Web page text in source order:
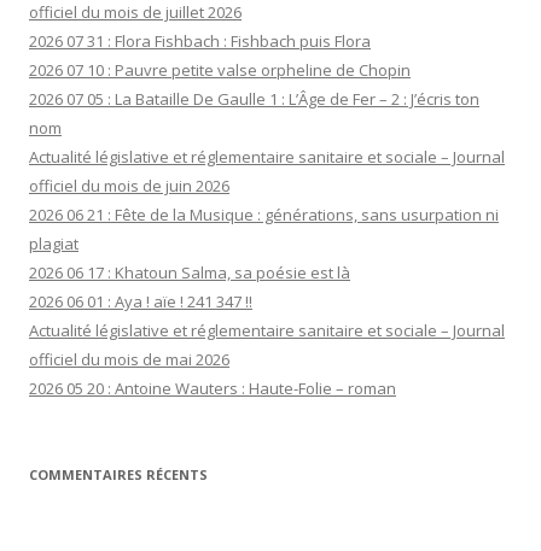
officiel du mois de juillet 2026
2026 07 31 : Flora Fishbach : Fishbach puis Flora
2026 07 10 : Pauvre petite valse orpheline de Chopin
2026 07 05 : La Bataille De Gaulle 1 : L’Âge de Fer – 2 : J’écris ton
nom
Actualité législative et réglementaire sanitaire et sociale – Journal
officiel du mois de juin 2026
2026 06 21 : Fête de la Musique : générations, sans usurpation ni
plagiat
2026 06 17 : Khatoun Salma, sa poésie est là
2026 06 01 : Aya ! aïe ! 241 347 !!
Actualité législative et réglementaire sanitaire et sociale – Journal
officiel du mois de mai 2026
2026 05 20 : Antoine Wauters : Haute-Folie – roman
COMMENTAIRES RÉCENTS